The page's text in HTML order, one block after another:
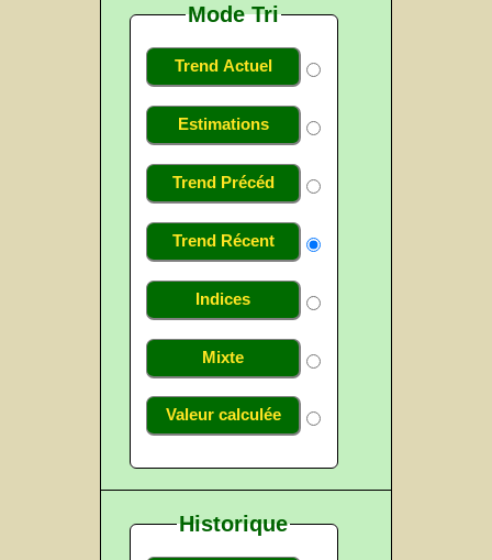
Mode Tri
Trend Actuel
Estimations
Trend Précéd
Trend Récent
Indices
Mixte
Valeur calculée
Historique